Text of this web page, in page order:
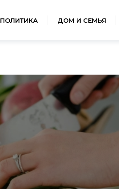
ПОЛИТИКА ДОМ И СЕМЬЯ